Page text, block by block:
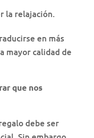
la relajación.
en más
mayor calidad de
que nos
debe ser